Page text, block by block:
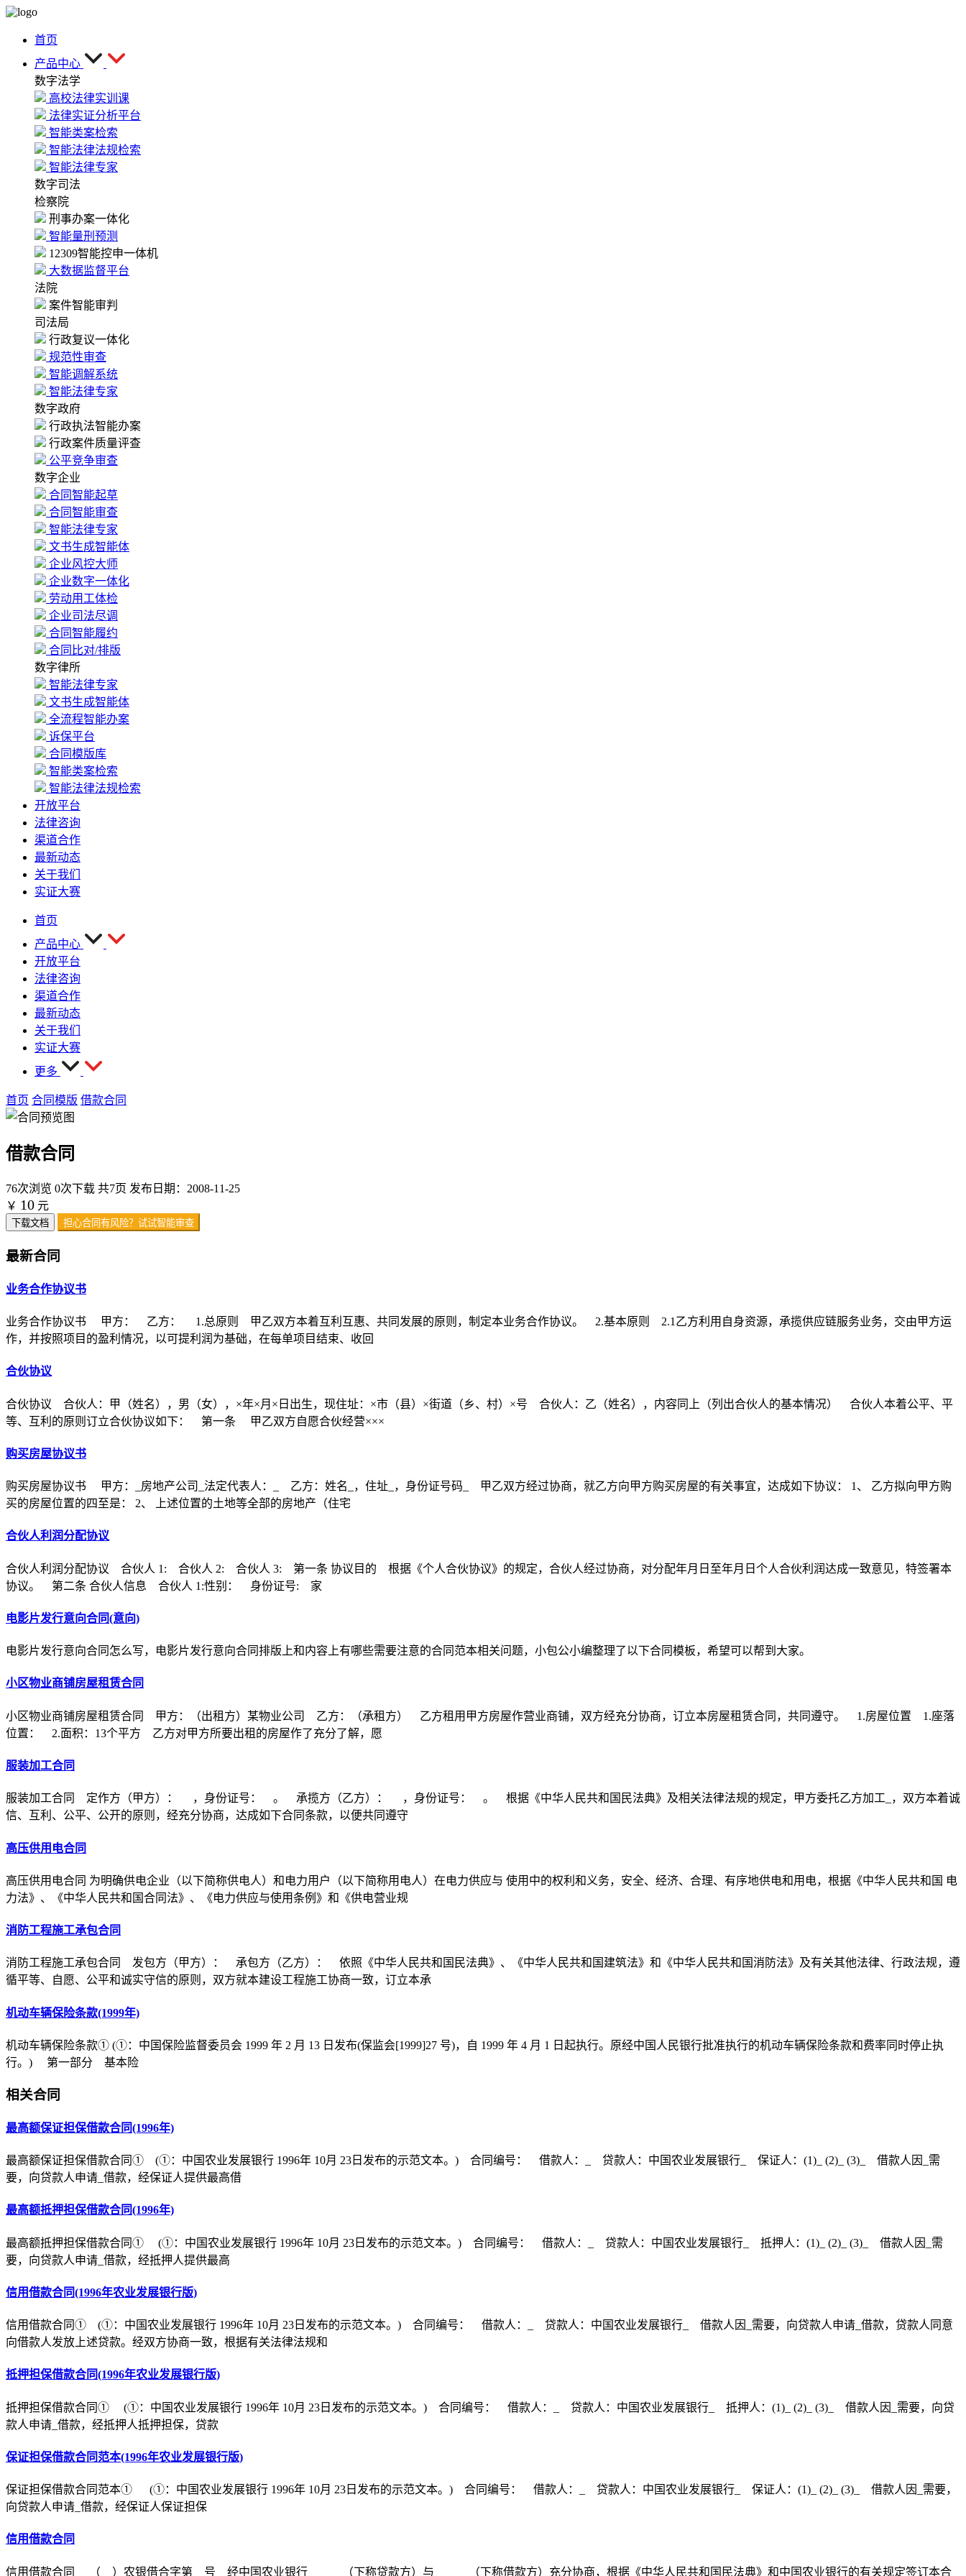
首页
产品中心
数字法学
高校法律实训课
法律实证分析平台
智能类案检索
智能法律法规检索
智能法律专家
数字司法
检察院
刑事办案一体化
智能量刑预测
12309智能控申一体机
大数据监督平台
法院
案件智能审判
司法局
行政复议一体化
规范性审查
智能调解系统
智能法律专家
数字政府
行政执法智能办案
行政案件质量评查
公平竞争审查
数字企业
合同智能起草
合同智能审查
智能法律专家
文书生成智能体
企业风控大师
企业数字一体化
劳动用工体检
企业司法尽调
合同智能履约
合同比对/排版
数字律所
智能法律专家
文书生成智能体
全流程智能办案
诉保平台
合同模版库
智能类案检索
智能法律法规检索
开放平台
法律咨询
渠道合作
最新动态
关于我们
实证大赛
首页
产品中心
开放平台
法律咨询
渠道合作
最新动态
关于我们
实证大赛
更多
首页 合同模版 借款合同
借款合同
76次浏览 0次下载 共7页 发布日期：2008-11-25
￥ 10 元
下载文档 担心合同有风险？试试智能审查
最新合同
业务合作协议书
业务合作协议书 甲方： 乙方： 1.总原则 甲乙双方本着互利互惠、共同发展的原则，制定本业务合作协议。 2.基本原则 2.1乙方利用自身资源，承揽供应链服务业务，交由甲方运
作，并按照项目的盈利情况，以可提利润为基础，在每单项目结束、收回
合伙协议
合伙协议 合伙人：甲（姓名），男（女），×年×月×日出生，现住址：×市（县）×街道（乡、村）×号 合伙人：乙（姓名），内容同上（列出合伙人的基本情况） 合伙人本着公平、平
等、互利的原则订立合伙协议如下： 第一条 甲乙双方自愿合伙经营×××
购买房屋协议书
购买房屋协议书 甲方：_房地产公司_法定代表人：_ 乙方：姓名_，住址_，身份证号码_ 甲乙双方经过协商，就乙方向甲方购买房屋的有关事宜，达成如下协议： 1、 乙方拟向甲方购
买的房屋位置的四至是： 2、 上述位置的土地等全部的房地产（住宅
合伙人利润分配协议
合伙人利润分配协议 合伙人 1: 合伙人 2: 合伙人 3: 第一条 协议目的 根据《个人合伙协议》的规定，合伙人经过协商，对分配年月日至年月日个人合伙利润达成一致意见，特签署本
协议。 第二条 合伙人信息 合伙人 1:性别： 身份证号: 家
电影片发行意向合同(意向)
电影片发行意向合同怎么写，电影片发行意向合同排版上和内容上有哪些需要注意的合同范本相关问题，小包公小编整理了以下合同模板，希望可以帮到大家。
小区物业商铺房屋租赁合同
小区物业商铺房屋租赁合同 甲方：（出租方）某物业公司 乙方：（承租方） 乙方租用甲方房屋作营业商铺，双方经充分协商，订立本房屋租赁合同，共同遵守。 1.房屋位置 1.座落
位置： 2.面积：13个平方 乙方对甲方所要出租的房屋作了充分了解，愿
服装加工合同
服装加工合同 定作方（甲方）： ，身份证号： 。 承揽方（乙方）： ，身份证号： 。 根据《中华人民共和国民法典》及相关法律法规的规定，甲方委托乙方加工_，双方本着诚
信、互利、公平、公开的原则，经充分协商，达成如下合同条款，以便共同遵守
高压供用电合同
高压供用电合同 为明确供电企业（以下简称供电人）和电力用户（以下简称用电人）在电力供应与 使用中的权利和义务，安全、经济、合理、有序地供电和用电，根据《中华人民共和国 电
力法》、《中华人民共和国合同法》、《电力供应与使用条例》和《供电营业规
消防工程施工承包合同
消防工程施工承包合同 发包方（甲方）： 承包方（乙方）： 依照《中华人民共和国民法典》、《中华人民共和国建筑法》和《中华人民共和国消防法》及有关其他法律、行政法规，遵
循平等、自愿、公平和诚实守信的原则，双方就本建设工程施工协商一致，订立本承
机动车辆保险条款(1999年)
机动车辆保险条款① (①：中国保险监督委员会 1999 年 2 月 13 日发布(保监会[1999]27 号)，自 1999 年 4 月 1 日起执行。原经中国人民银行批准执行的机动车辆保险条款和费率同时停止执
行。) 第一部分 基本险
相关合同
最高额保证担保借款合同(1996年)
最高额保证担保借款合同① (①：中国农业发展银行 1996年 10月 23日发布的示范文本。) 合同编号： 借款人：_ 贷款人：中国农业发展银行_ 保证人：(1)_ (2)_ (3)_ 借款人因_需
要，向贷款人申请_借款，经保证人提供最高借
最高额抵押担保借款合同(1996年)
最高额抵押担保借款合同① (①：中国农业发展银行 1996年 10月 23日发布的示范文本。) 合同编号： 借款人：_ 贷款人：中国农业发展银行_ 抵押人：(1)_ (2)_ (3)_ 借款人因_需
要，向贷款人申请_借款，经抵押人提供最高
信用借款合同(1996年农业发展银行版)
信用借款合同① (①：中国农业发展银行 1996年 10月 23日发布的示范文本。) 合同编号： 借款人：_ 贷款人：中国农业发展银行_ 借款人因_需要，向贷款人申请_借款，贷款人同意
向借款人发放上述贷款。经双方协商一致，根据有关法律法规和
抵押担保借款合同(1996年农业发展银行版)
抵押担保借款合同① (①：中国农业发展银行 1996年 10月 23日发布的示范文本。) 合同编号： 借款人：_ 贷款人：中国农业发展银行_ 抵押人：(1)_ (2)_ (3)_ 借款人因_需要，向贷
款人申请_借款，经抵押人抵押担保，贷款
保证担保借款合同范本(1996年农业发展银行版)
保证担保借款合同范本① (①：中国农业发展银行 1996年 10月 23日发布的示范文本。) 合同编号： 借款人：_ 贷款人：中国农业发展银行_ 保证人：(1)_ (2)_ (3)_ 借款人因_需要，
向贷款人申请_借款，经保证人保证担保
信用借款合同
信用借款合同 （ ）农银借合字第 号 经中国农业银行＿＿＿（下称贷款方）与＿＿＿（下称借款方）充分协商，根据《中华人民共和国民法典》和中国农业银行的有关规定签订本合